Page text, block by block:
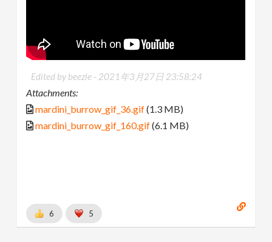
Edited by beezle - 2021年3月27日 23:58:24
Attachments:
mardini_burrow_gif_36.gif(1.3 MB)
mardini_burrow_gif_160.gif(6.1 MB)
6 5